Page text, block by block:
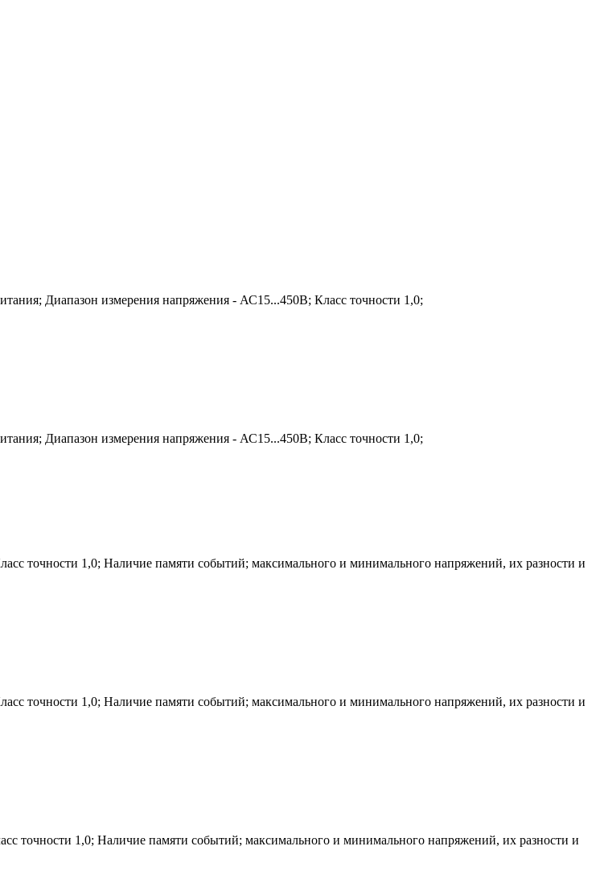
Диапазон измерения напряжения - АС15...450В; Класс точности 1,0;
Диапазон измерения напряжения - АС15...450В; Класс точности 1,0;
точности 1,0; Наличие памяти событий; максимального и минимального напряжений, их разности и
точности 1,0; Наличие памяти событий; максимального и минимального напряжений, их разности и
точности 1,0; Наличие памяти событий; максимального и минимального напряжений, их разности и